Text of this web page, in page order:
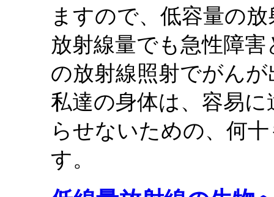
ますので、低容量の
放射線量でも急性障
の放射線照射でがん
私達の身体は、容易
らせないための、何
す。